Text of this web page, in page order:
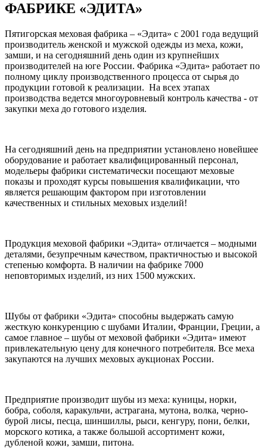
ФАБРИКЕ «ЭДИТА»
Пятигорская меховая фабрика – «Эдита» с 2001 года ведущий
производитель женской и мужской одежды из меха, кожи,
замши, и на сегодняшний день один из крупнейших
производителей на юге России. Фабрика «Эдита» работает по
полному циклу производственного процесса от сырья до
продукции готовой к реализации. На всех этапах
производства ведется многоуровневый контроль качества - от
закупки меха до готового изделия.
На сегодняшний день на предприятии установлено новейшее
оборудование и работает квалифицированный персонал,
модельеры фабрики систематически посещают меховые
показы и проходят курсы повышения квалификации, что
является решающим фактором при изготовлении
качественных и стильных меховых изделий!
Продукция меховой фабрики «Эдита» отличается – модными
деталями, безупречным качеством, практичностью и высокой
степенью комфорта. В наличии на фабрике 7000
неповторимых изделий, из них 1500 мужских.
Шубы от фабрики «Эдита» способны выдержать самую
жесткую конкуренцию с шубами Италии, Франции, Греции, а
самое главное – шубы от меховой фабрики «Эдита» имеют
привлекательную цену для конечного потребителя. Все меха
закупаются на лучших меховых аукционах России.
Предприятие производит шубы из меха: куницы, норки,
бобра, соболя, каракульчи, астрагана, мутона, волка, черно-
бурой лисы, песца, шиншиллы, рыси, кенгуру, пони, белки,
морского котика, а также большой ассортимент кожи,
дубленой кожи, замши, питона.